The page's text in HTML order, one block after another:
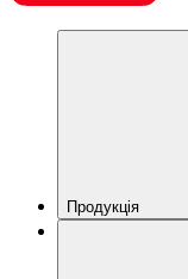
Продукція